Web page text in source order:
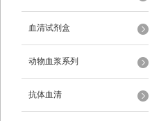
血清试剂盒
动物血浆系列
抗体血清